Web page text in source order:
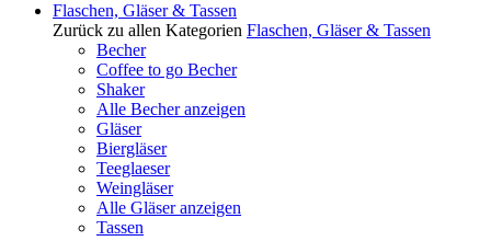
Flaschen, Gläser & Tassen
Zurück zu allen Kategorien Flaschen, Gläser & Tassen
Becher
Coffee to go Becher
Shaker
Alle Becher anzeigen
Gläser
Biergläser
Teeglaeser
Weingläser
Alle Gläser anzeigen
Tassen